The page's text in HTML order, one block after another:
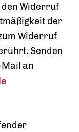
Widerruf
der
Widerruf
Senden
an